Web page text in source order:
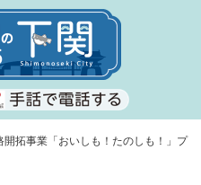
開拓事業「おいしも！たのしも！」プ